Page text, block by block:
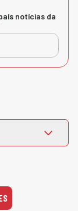
notícias da